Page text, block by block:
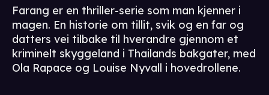
Farang er en thriller-serie som man kjenner i
magen. En historie om tillit, svik og en far og
datters vei tilbake til hverandre gjennom et
kriminelt skyggeland i Thailands bakgater, med
Ola Rapace og Louise Nyvall i hovedrollene.